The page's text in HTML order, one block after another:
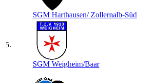
SGM Harthausen/​ Zollernalb-Süd
5.
SGM Weigheim/​Baar